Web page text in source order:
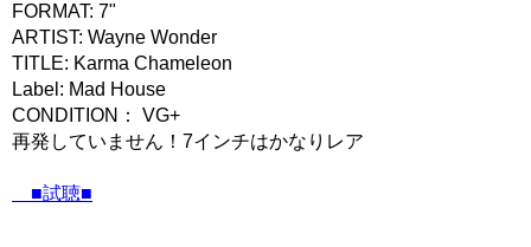
FORMAT: 7"
ARTIST: Wayne Wonder
TITLE: Karma Chameleon
Label: Mad House
CONDITION： VG+
再発していません！7インチはかなりレア
■試聴■